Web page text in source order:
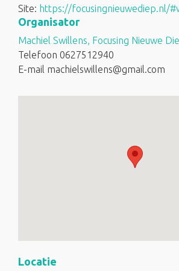
Site: https://focusingnieuwediep.nl/
Organisator
Machiel Swillens, Focusing Nieuwe
Telefoon 0627512940
E-mail machielswillens@gmail.com
Locatie